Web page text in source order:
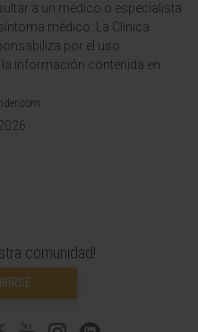
a un médico o especialista
médico. La Clínica
por el uso
información contenida en
comunidad!